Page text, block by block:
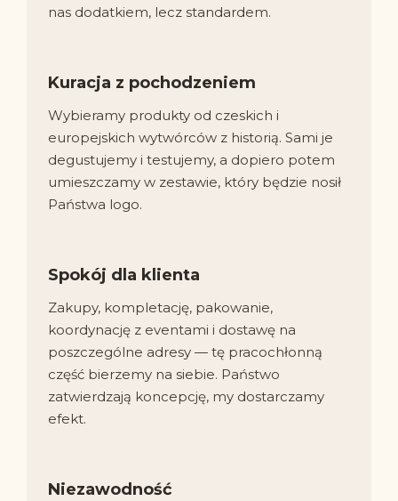
nas dodatkiem, lecz standardem.
Kuracja z pochodzeniem
Wybieramy produkty od czeskich i
europejskich wytwórców z historią. Sami je
degustujemy i testujemy, a dopiero potem
umieszczamy w zestawie, który będzie nosił
Państwa logo.
Spokój dla klienta
Zakupy, kompletację, pakowanie,
koordynację z eventami i dostawę na
poszczególne adresy — tę pracochłonną
część bierzemy na siebie. Państwo
zatwierdzają koncepcję, my dostarczamy
efekt.
Niezawodność